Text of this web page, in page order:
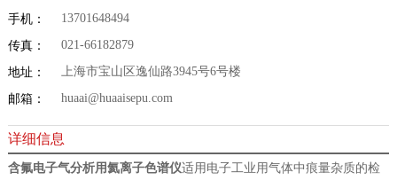
手机： 13701648494
传真： 021-66182879
地址： 上海市宝山区逸仙路3945号6号楼
邮箱： huaai@huaaisepu.com
详细信息
含氟电子气分析用氦离子色谱仪适用电子工业用气体中痕量杂质的检